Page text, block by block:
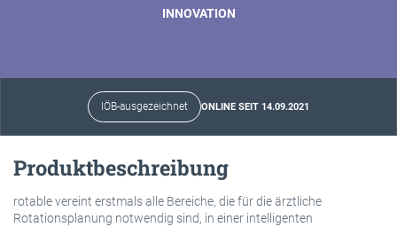
INNOVATION
IÖB-ausgezeichnet ONLINE SEIT 14.09.2021
Produktbeschreibung
rotable vereint erstmals alle Bereiche, die für die ärztliche
Rotationsplanung notwendig sind, in einer intelligenten